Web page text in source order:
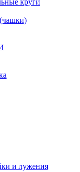
круги
и лужения